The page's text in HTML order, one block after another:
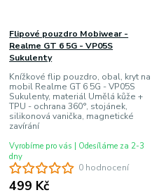
0 hodnocení
Flipové pouzdro Mobiwear -
Realme GT 6 5G - VP05S
Sukulenty
Knížkové flip pouzdro, obal, kryt na
mobil Realme GT 6 5G - VP05S
Sukulenty, materiál Umělá kůže +
TPU - ochrana 360°, stojánek,
silikonová vanička, magnetické
zavírání
499 Kč
Vyrobíme pro vás | Odesíláme za 2-3
dny